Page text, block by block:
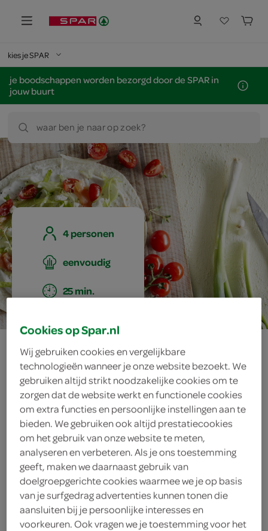
kies je SPAR
je boodschappen worden bezorgd door de SPAR in
jouw buurt
waar ben je naar op zoek?
4 personen
eenvoudig
25 min.
tortillataart met
gerookte vis
ingrediënten
1 handje verse basilicum
100 gram feta
Cookies op Spar.nl
Wij gebruiken cookies en vergelijkbare
technologieën wanneer je onze website bezoekt. We
gebruiken altijd strikt noodzakelijke cookies om te
zorgen dat de website werkt en functionele cookies
om extra functies en persoonlijke instellingen aan te
bieden. We gebruiken ook altijd prestatiecookies
om het gebruik van onze website te meten,
analyseren en verbeteren. Als je ons toestemming
geeft, maken we daarnaast gebruik van
doelgroepgerichte cookies waarmee we je op basis
van je surfgedrag advertenties kunnen tonen die
aansluiten bij je persoonlijke interesses en
voorkeuren. Ook vragen we je toestemming voor het